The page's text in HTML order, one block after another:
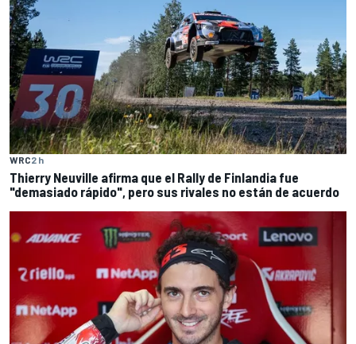
WRC2 h
Thierry Neuville afirma que el Rally de Finlandia fue
"demasiado rápido", pero sus rivales no están de acuerdo